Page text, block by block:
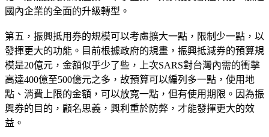
國內企業的全面的升級轉型。
第五，振興抵用券的規模可以考慮擴大一點，限制少一點，以
發揮更大的功能。目前根據政府的規畫，振興抵減券的預算規
模是20億元，金額似乎少了些，上次SARS對台灣內需的衝擊
高達400億至500億元之多，故預算可以編列多一點，使用地
點、消費上限的金額，可以放寬一點，但有使用期限。因為振
興券的目的，顧名思義，興利重於防弊，才能發揮更大的效
益。